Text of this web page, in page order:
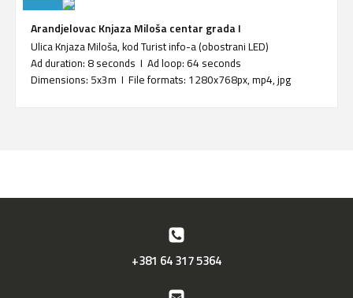
Arandjelovac Knjaza Miloša centar grada I
Ulica Knjaza Miloša, kod Turist info-a (obostrani LED)
Ad duration: 8 seconds I Ad loop: 64 seconds
Dimensions: 5x3m I File formats: 1280x768px, mp4, jpg
+381 64 317 5364